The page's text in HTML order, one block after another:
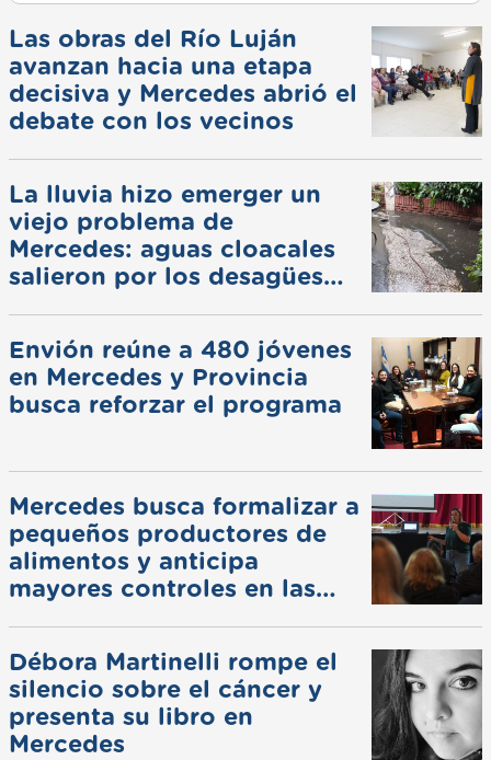
Las obras del Río Luján
avanzan hacia una etapa
decisiva y Mercedes abrió el
debate con los vecinos
La lluvia hizo emerger un
viejo problema de
Mercedes: aguas cloacales
salieron por los desagües
Envión reúne a 480 jóvenes
en Mercedes y Provincia
busca reforzar el programa
Mercedes busca formalizar a
pequeños productores de
alimentos y anticipa
mayores controles en las
Débora Martinelli rompe el
silencio sobre el cáncer y
presenta su libro en
Mercedes